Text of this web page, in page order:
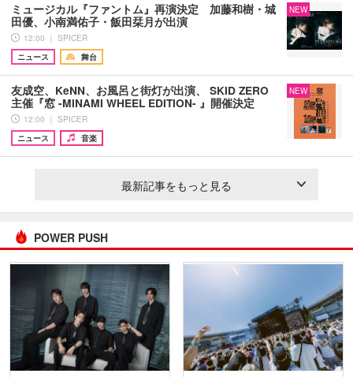
ミュージカル『ファントム』再演決定 加藤和樹・城
田優、小南満佑子・飯田栞月が出演
12:00 ｜ SPICER
ニュース
舞台
NEW
友成空、KeNN、お風呂と街灯が出演、 SKID ZERO
主催『窓 -MINAMI WHEEL EDITION- 』開催決定
12:00 ｜ SPICER
ニュース
音楽
NEW
最新記事をもっと見る
POWER PUSH